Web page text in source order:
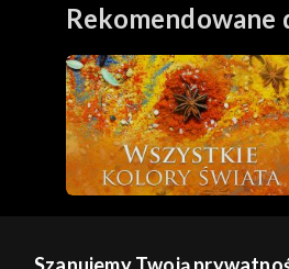
Rekomendowane